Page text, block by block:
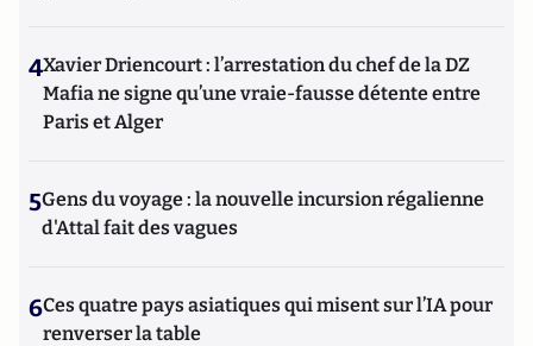
4Xavier Driencourt : l’arrestation du chef de la DZ
Mafia ne signe qu’une vraie-fausse détente entre
Paris et Alger
5Gens du voyage : la nouvelle incursion régalienne
d'Attal fait des vagues
6Ces quatre pays asiatiques qui misent sur l’IA pour
renverser la table